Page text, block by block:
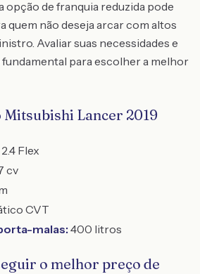
opção de franquia reduzida pode
quem não deseja arcar com altos
Avaliar suas necessidades e
para escolher a melhor
Mitsubishi Lancer 2019
Flex
cv
CVT
malas:400 litros
o melhor preço de